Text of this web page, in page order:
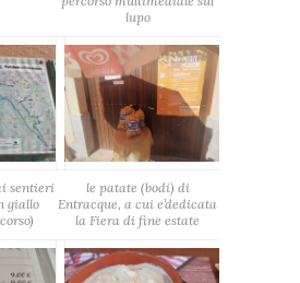
lupo
sentieri
giallo
le patate (bodi) di
Entracque, a cui e’dedicata
la Fiera di fine estate